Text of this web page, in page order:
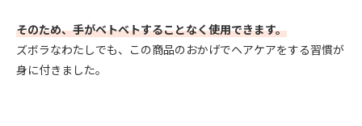
そのため、手がベトベトすることなく使用できます。
ズボラなわたしでも、この商品のおかげでヘアケアをする習慣が
身に付きました。